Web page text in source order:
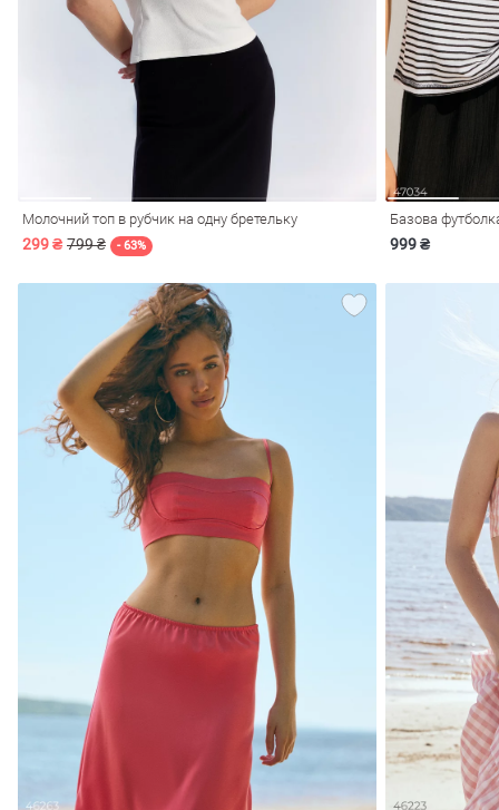
Молочний топ в рубчик на одну бретельку
299 ₴ 799 ₴ - 63%
Базова
999 ₴